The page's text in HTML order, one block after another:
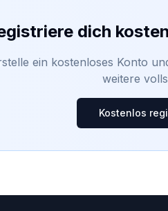
dich
ein kostenloses Konto
weitere
Kostenlos